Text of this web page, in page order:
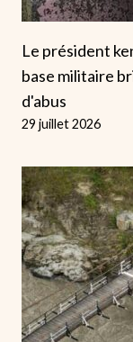
Le président
base militaire
d'abus
29 juillet 2026